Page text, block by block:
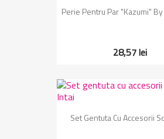
Vizualizare
Perie Pentru Par "Kazumi"
28,57 lei
Vizualizare
Set Gentuta Cu Accesorii